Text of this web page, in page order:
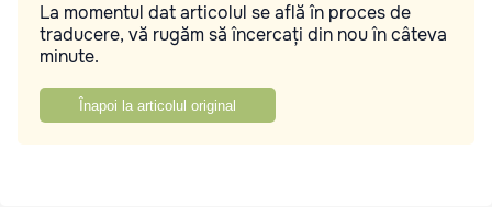
La momentul dat articolul se află în proces de
traducere, vă rugăm să încercați din nou în câteva
minute.
Înapoi la articolul original